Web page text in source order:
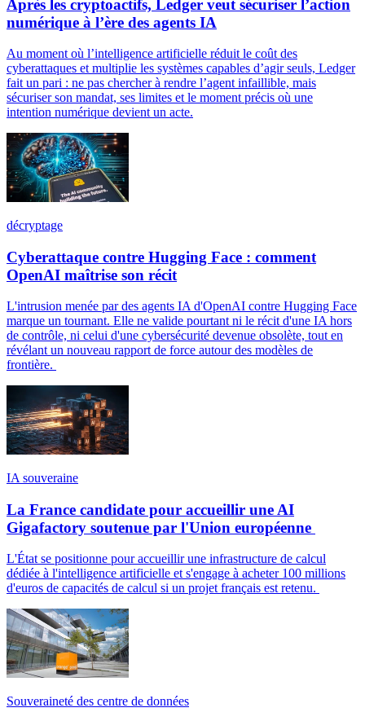
Après les cryptoactifs, Ledger veut sécuriser l’action
numérique à l’ère des agents IA
Au moment où l’intelligence artificielle réduit le coût des
cyberattaques et multiplie les systèmes capables d’agir seuls, Ledger
fait un pari : ne pas chercher à rendre l’agent infaillible, mais
sécuriser son mandat, ses limites et le moment précis où une
intention numérique devient un acte.
décryptage
Cyberattaque contre Hugging Face : comment
OpenAI maîtrise son récit
L'intrusion menée par des agents IA d'OpenAI contre Hugging Face
marque un tournant. Elle ne valide pourtant ni le récit d'une IA hors
de contrôle, ni celui d'une cybersécurité devenue obsolète, tout en
révélant un nouveau rapport de force autour des modèles de
frontière.
IA souveraine
La France candidate pour accueillir une AI
Gigafactory soutenue par l'Union européenne
L'État se positionne pour accueillir une infrastructure de calcul
dédiée à l'intelligence artificielle et s'engage à acheter 100 millions
d'euros de capacités de calcul si un projet français est retenu.
Souveraineté des centre de données